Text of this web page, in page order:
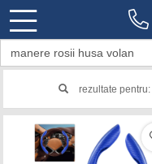
rezultate pentru: